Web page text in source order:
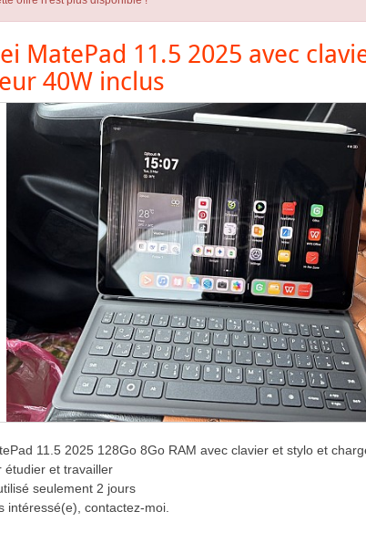
MatePad 11.5 2025 avec
40W inclus
11.5 2025 128Go 8Go RAM avec clavier et stylo et
étudier et travailler
seulement 2 jours
intéressé(e), contactez-moi.